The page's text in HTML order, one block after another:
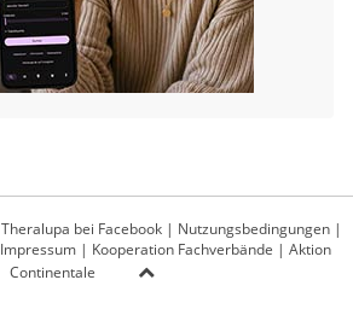
Theralupa bei Facebook | Nutzungsbedingungen |
Impressum| Kooperation Fachverbände | Aktion
Continentale